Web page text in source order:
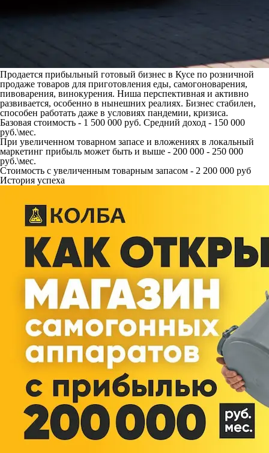
Продается прибыльный готовый бизнес в Кусе по розничной
продаже товаров для приготовления еды, самогоноварения,
пивоварения, винокурения. Ниша перспективная и активно
развивается, особенно в нынешних реалиях. Бизнес стабилен,
способен работать даже в условиях пандемии, кризиса.
Базовая стоимость - 1 500 000 руб. Средний доход - 150 000
руб.\мес.
При увеличенном товарном запасе и вложениях в локальный
маркетинг прибыль может быть и выше - 200 000 - 250 000
руб.\мес.
Стоимость с увеличенным товарным запасом - 2 200 000 руб
История успеха